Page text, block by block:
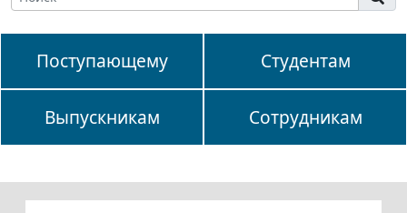
Поступающему Студентам
Выпускникам Сотрудникам